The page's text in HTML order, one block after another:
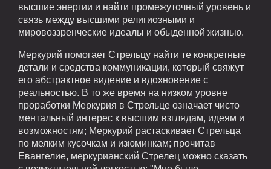
высшие энергии и найти промежуточный уровень и
связь между высшими религиозными и
мировоззренческие идеалы и обыденной жизнью.
Меркурий помогает Стрельцу найти те конкретные
детали и средства коммуникации, который свяжут
его абстрактное видение и вдохновение с
реальностью. В то же время на низком уровне
проработки Меркурия в Стрельце означает чисто
ментальный интерес к высшим взглядам, идеям и
возможностям; Меркурий растаскивает Стрельца
по мелким кусочкам и изюминкам; прочитав
Евангелие, меркурианский Стрелец можно сказать